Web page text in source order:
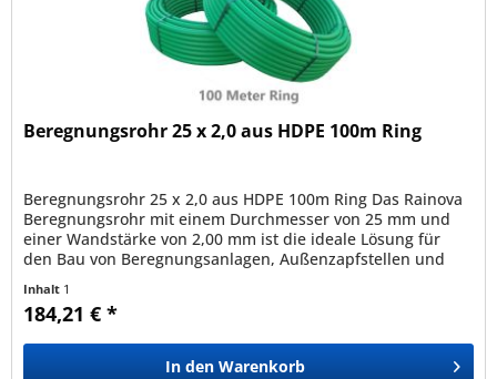
Beregnungsrohr 25 x 2,0 aus HDPE 100m Ring
Beregnungsrohr 25 x 2,0 aus HDPE 100m Ring Das Rainova
Beregnungsrohr mit einem Durchmesser von 25 mm und
einer Wandstärke von 2,00 mm ist die ideale Lösung für
den Bau von Beregnungsanlagen, Außenzapfstellen und
Inhalt 1
184,21 € *
In den Warenkorb